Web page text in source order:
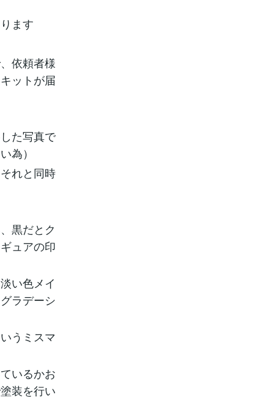
ます
依頼者様
ットが届
た写真で
為）
れと同時
黒だとク
ュアの印
い色メイ
ラデーシ
うミスマ
いるかお
装を行い